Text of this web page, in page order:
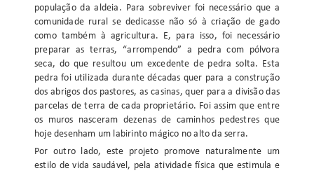
população da aldeia. Para sobreviver foi necessário que a
comunidade rural se dedicasse não só à criação de gado
como também à agricultura. E, para isso, foi necessário
preparar as terras, “arrompendo” a pedra com pólvora
seca, do que resultou um excedente de pedra solta. Esta
pedra foi utilizada durante décadas quer para a construção
dos abrigos dos pastores, as casinas, quer para a divisão das
parcelas de terra de cada proprietário. Foi assim que entre
os muros nasceram dezenas de caminhos pedestres que
hoje desenham um labirinto mágico no alto da serra.
Por outro lado, este projeto promove naturalmente um
estilo de vida saudável, pela atividade física que estimula e